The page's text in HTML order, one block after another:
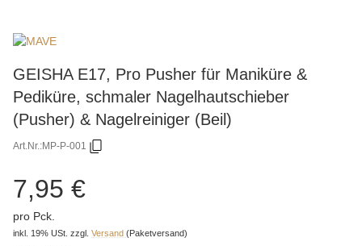
GEISHA E17, Pro Pusher für Maniküre &
Pediküre, schmaler Nagelhautschieber
(Pusher) & Nagelreiniger (Beil)
Art.Nr.:MP-P-001
7,95 €
pro Pck.
inkl. 19% USt. zzgl. Versand (Paketversand)